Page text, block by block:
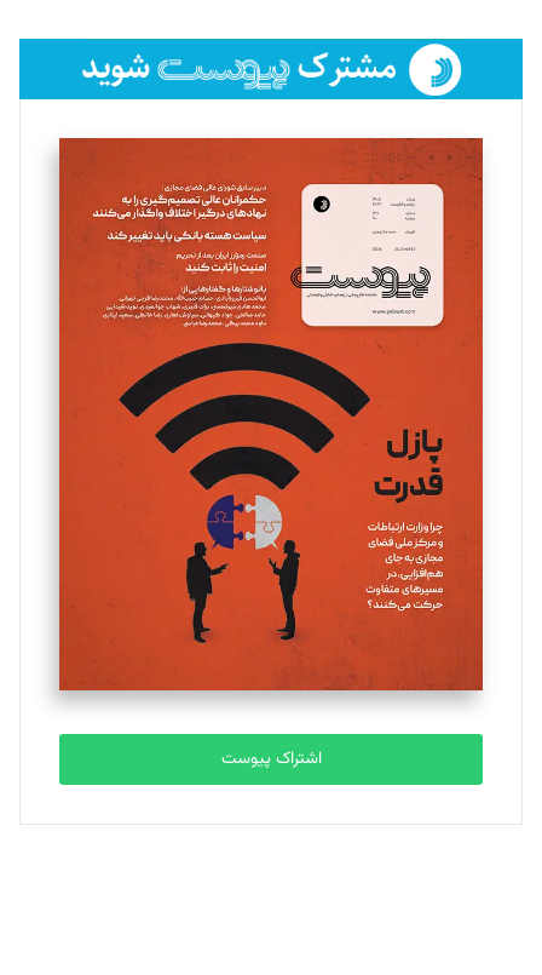
فائزه فتحی رستمی
تحریریه
سروش کرمیان
تحریریه
مینا پاکدل
یسنا امان‌پور
تحریریه
ملینا جعفری
تحریریه
مصطفی مسجدی آرانی
تحریریه
بابک نقاش
تحریریه
اشتراک پیوست